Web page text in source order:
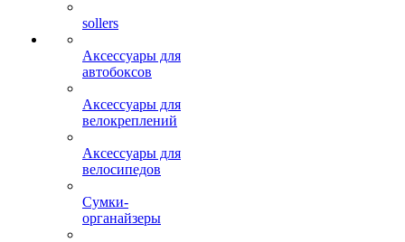
sollers
Аксессуары для
автобоксов
Аксессуары для
велокреплений
Аксессуары для
велосипедов
Сумки-
органайзеры